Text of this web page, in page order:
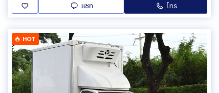
แชท โทร
HOT